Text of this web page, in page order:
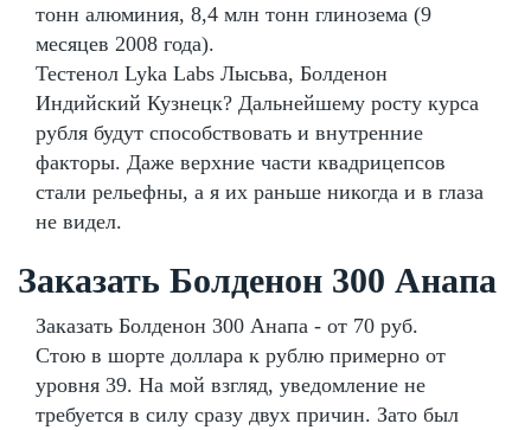
тонн алюминия, 8,4 млн тонн глинозема (9
месяцев 2008 года).
Тестенол Lyka Labs Лысьва, Болденон
Индийский Кузнецк? Дальнейшему росту курса
рубля будут способствовать и внутренние
факторы. Даже верхние части квадрицепсов
стали рельефны, а я их раньше никогда и в глаза
не видел.
Заказать Болденон 300 Анапа
Заказать Болденон 300 Анапа - от 70 руб.
Стою в шорте доллара к рублю примерно от
уровня 39. На мой взгляд, уведомление не
требуется в силу сразу двух причин. Зато был